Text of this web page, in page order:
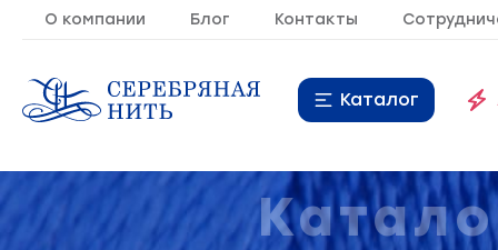
О компании Блог Контакты
Каталог
Молния 9